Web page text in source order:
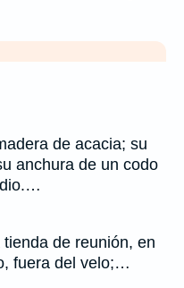
de acacia; su
anchura de un codo
de reunión, en
fuera del velo;…